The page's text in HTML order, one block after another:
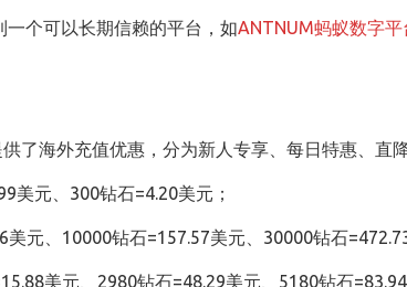
个可以长期信赖的平台，如ANTNUM蚂蚁数字平
了海外充值优惠，分为新人专享、每日特惠、直
美元、300钻石=4.20美元；
元、10000钻石=157.57美元、30000钻石
美元、2980钻石=48.29美元、5180钻石